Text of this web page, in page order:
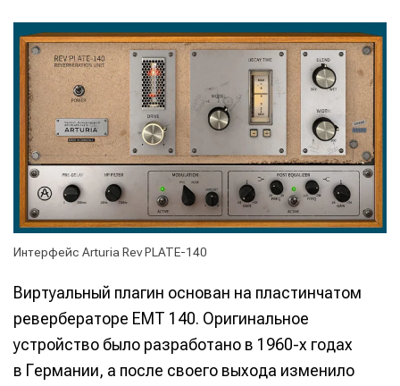
Интерфейс Arturia Rev PLATE-140
Виртуальный плагин основан на пластинчатом
ревербераторе EMT 140. Оригинальное
устройство было разработано в 1960-х годах
в Германии, а после своего выхода изменило